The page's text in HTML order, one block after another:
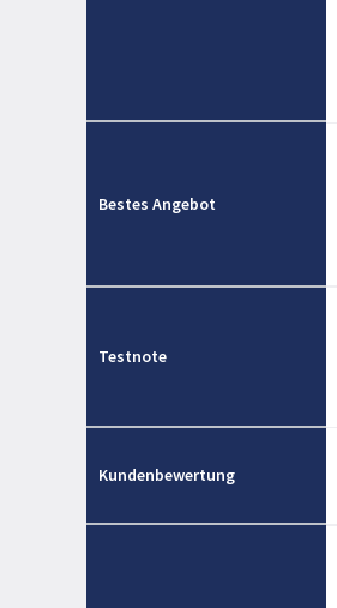
Bestes Angebot
Testnote
Kundenbewertung